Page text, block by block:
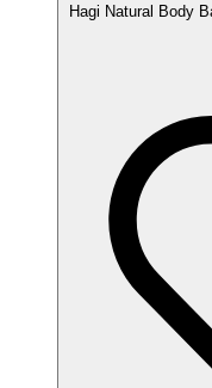
Hagi Natural Body